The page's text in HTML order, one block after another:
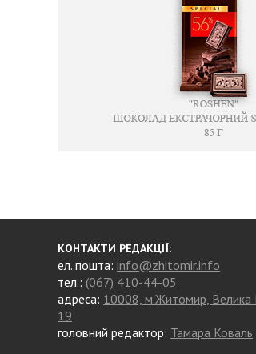
КОНТАКТИ РЕДАКЦІЇ:
ел. пошта: info@zhitomir.info
тел.: (067) 410-44-05
адреса: 10008, м.Житомир, Велика
19
головний редактор: Тамара Коваль